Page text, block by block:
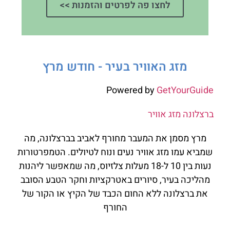
לחצו פה לפרטים והזמנות >>
מזג האוויר בעיר - חודש מרץ
Powered byGetYourGuide
ברצלונה מזג אוויר
מרץ מסמן את המעבר מחורף לאביב בברצלונה, מה
שמביא עמו מזג אוויר נעים ונוח לטיולים. הטמפרטורות
נעות בין 10 ל-18 מעלות צלזיוס, מה שמאפשר ליהנות
מהליכה בעיר, סיורים באטרקציות וחקר הטבע הסובב
את ברצלונה ללא החום הכבד של הקיץ או הקור של
החורף